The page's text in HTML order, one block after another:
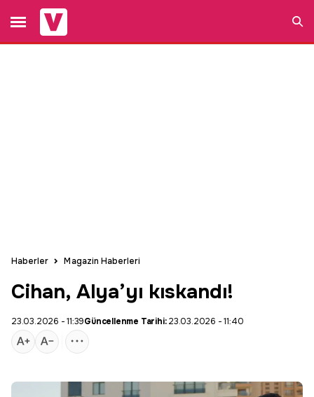
Haberler Magazin Haberleri
Cihan, Alya’yı kıskandı!
23.03.2026 - 11:39Güncellenme Tarihi:23.03.2026 - 11:40